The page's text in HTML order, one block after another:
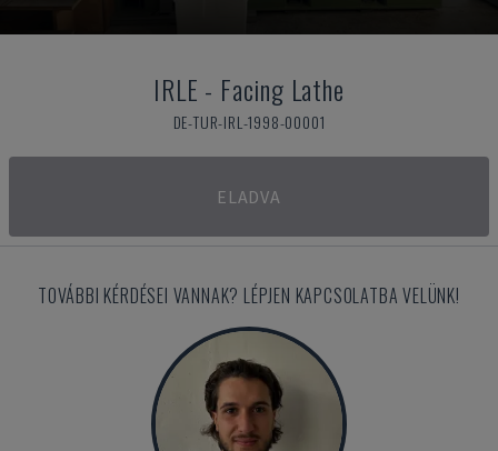
IRLE - Facing Lathe
DE-TUR-IRL-1998-00001
ELADVA
TOVÁBBI KÉRDÉSEI VANNAK? LÉPJEN KAPCSOLATBA VELÜNK!